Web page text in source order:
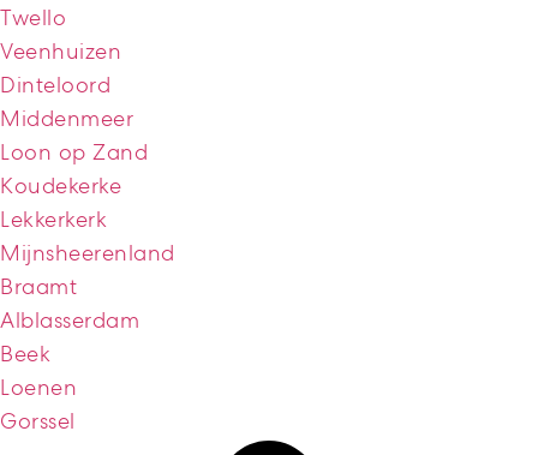
Twello
Veenhuizen
Dinteloord
Middenmeer
Loon op Zand
Koudekerke
Lekkerkerk
Mijnsheerenland
Braamt
Alblasserdam
Beek
Loenen
Gorssel